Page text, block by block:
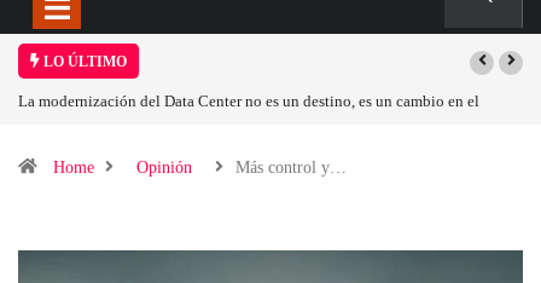
LO ÚLTIMO
el Los ingresos por semiconductores aumentarán más de un 94 % en 2026
Home Opinión Más control y…